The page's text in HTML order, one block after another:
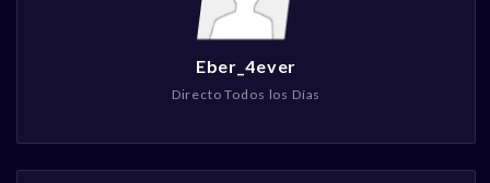
Eber_4ever
Directo Todos los Días